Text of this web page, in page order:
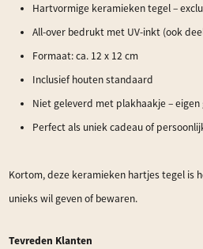
Hartvormige keramieken tegel –
All-over bedrukt met UV-inkt (ook
Formaat: ca. 12 x 12 cm
Inclusief houten standaard
Niet geleverd met plakhaakje –
Perfect als uniek cadeau of
Kortom, deze keramieken hartjes tegel is
unieks wil geven of bewaren.
Tevreden Klanten